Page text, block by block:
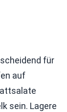
für
auf
sein. Lagere